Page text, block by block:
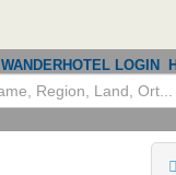
WANDERHOTEL LOGIN